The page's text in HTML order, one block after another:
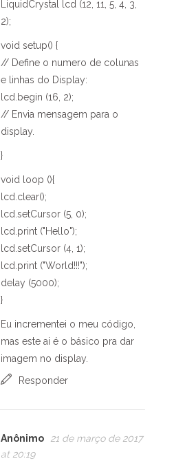
LiquidCrystal lcd (12, 11, 5, 4, 3,
2);
void setup() {
// Define o numero de colunas
e linhas do Display:
lcd.begin (16, 2);
// Envia mensagem para o
display.
}
void loop (){
lcd.clear();
lcd.setCursor (5, 0);
lcd.print ("Hello");
lcd.setCursor (4, 1);
lcd.print ("World!!!");
delay (5000);
}
Eu incrementei o meu código,
mas este ai é o básico pra dar
imagem no display.
Responder
Anônimo
21 de março de 2017
at 20:19